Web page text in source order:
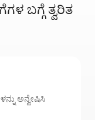
ಬಗ್ಗೆ ತ್ವರಿತ
ಅನ್ವೇಷಿಸಿ